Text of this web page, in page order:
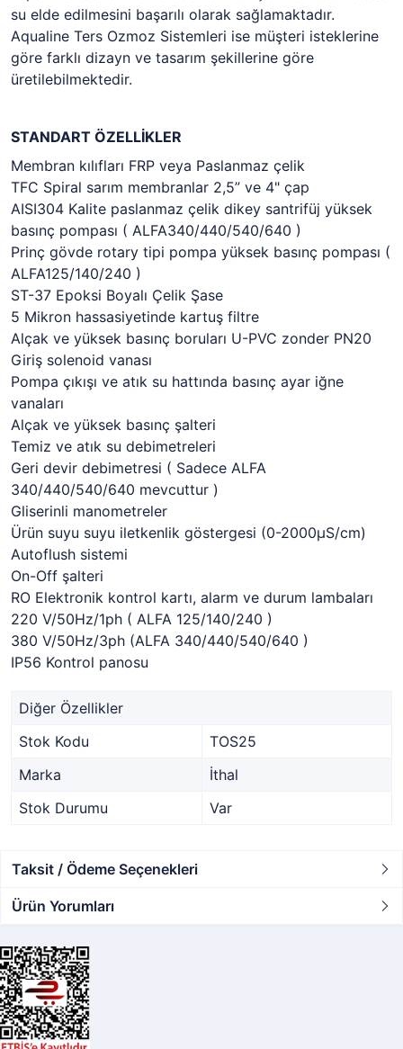
su elde edilmesini başarılı olarak sağlamaktadır.
Aqualine Ters Ozmoz Sistemleri ise müşteri isteklerine
göre farklı dizayn ve tasarım şekillerine göre
üretilebilmektedir.
STANDART ÖZELLİKLER
Membran kılıfları FRP veya Paslanmaz çelik
TFC Spiral sarım membranlar 2,5” ve 4" çap
AISI304 Kalite paslanmaz çelik dikey santrifüj yüksek
basınç pompası ( ALFA340/440/540/640 )
Prinç gövde rotary tipi pompa yüksek basınç pompası (
ALFA125/140/240 )
ST-37 Epoksi Boyalı Çelik Şase
5 Mikron hassasiyetinde kartuş filtre
Alçak ve yüksek basınç boruları U-PVC zonder PN20
Giriş solenoid vanası
Pompa çıkışı ve atık su hattında basınç ayar iğne
vanaları
Alçak ve yüksek basınç şalteri
Temiz ve atık su debimetreleri
Geri devir debimetresi ( Sadece ALFA
340/440/540/640 mevcuttur )
Gliserinli manometreler
Ürün suyu suyu iletkenlik göstergesi (0-2000µS/cm)
Autoflush sistemi
On-Off şalteri
RO Elektronik kontrol kartı, alarm ve durum lambaları
220 V/50Hz/1ph ( ALFA 125/140/240 )
380 V/50Hz/3ph (ALFA 340/440/540/640 )
IP56 Kontrol panosu
Diğer Özellikler
Stok Kodu
TOS25
Marka
İthal
Stok Durumu
Var
Taksit / Ödeme Seçenekleri
Ürün Yorumları